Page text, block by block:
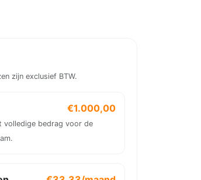
zijn exclusief BTW.
€1.000,00
volledige bedrag voor de